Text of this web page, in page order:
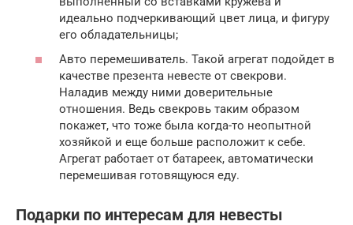
идеально подчеркивающий цвет лица, и фигуру
его обладательницы;
Авто перемешиватель. Такой агрегат подойдет в
качестве презента невесте от свекрови.
Наладив между ними доверительные
отношения. Ведь свекровь таким образом
покажет, что тоже была когда-то неопытной
хозяйкой и еще больше расположит к себе.
Агрегат работает от батареек, автоматически
перемешивая готовящуюся еду.
Подарки по интересам для невесты